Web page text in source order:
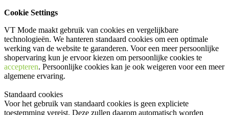
Cookie Settings
VT Mode maakt gebruik van cookies en vergelijkbare
technologieën. We hanteren standaard cookies om een optimale
werking van de website te garanderen. Voor een meer persoonlijke
shopervaring kun je ervoor kiezen om persoonlijke cookies te
accepteren. Persoonlijke cookies kan je ook weigeren voor een meer
algemene ervaring.
Standaard cookies
Voor het gebruik van standaard cookies is geen expliciete
toestemming vereist. Deze zullen daarom automatisch worden